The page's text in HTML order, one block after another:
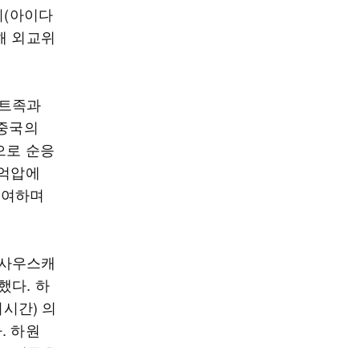
아이다
외교위
족과
국의
로 순응
압에
하며
우스캐
다. 하
간) 의
하원